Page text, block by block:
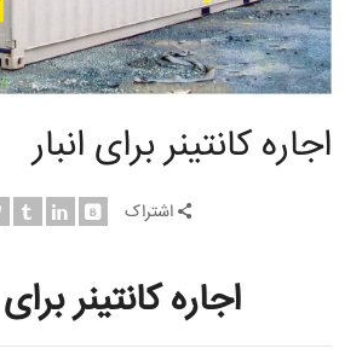
اجاره کانتینر برای انبار
اشتراک
اجاره کانتینر برای